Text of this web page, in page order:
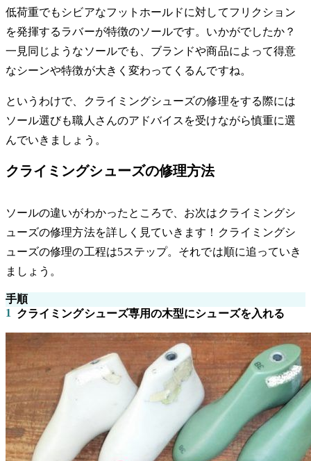
低荷重でもシビアなフットホールドに対してフリクション
を発揮するラバーが特徴のソールです。いかがでしたか？
一見同じようなソールでも、ブランドや商品によって得意
なシーンや特徴が大きく変わってくるんですね。
というわけで、クライミングシューズの修理をする際には
ソール選びも職人さんのアドバイスを受けながら慎重に選
んでいきましょう。
クライミングシューズの修理方法
ソールの違いがわかったところで、お次はクライミングシ
ューズの修理方法を詳しく見ていきます！クライミングシ
ューズの修理の工程は5ステップ。それでは順に追っていき
ましょう。
手順
1
クライミングシューズ専用の木型にシューズを入れる